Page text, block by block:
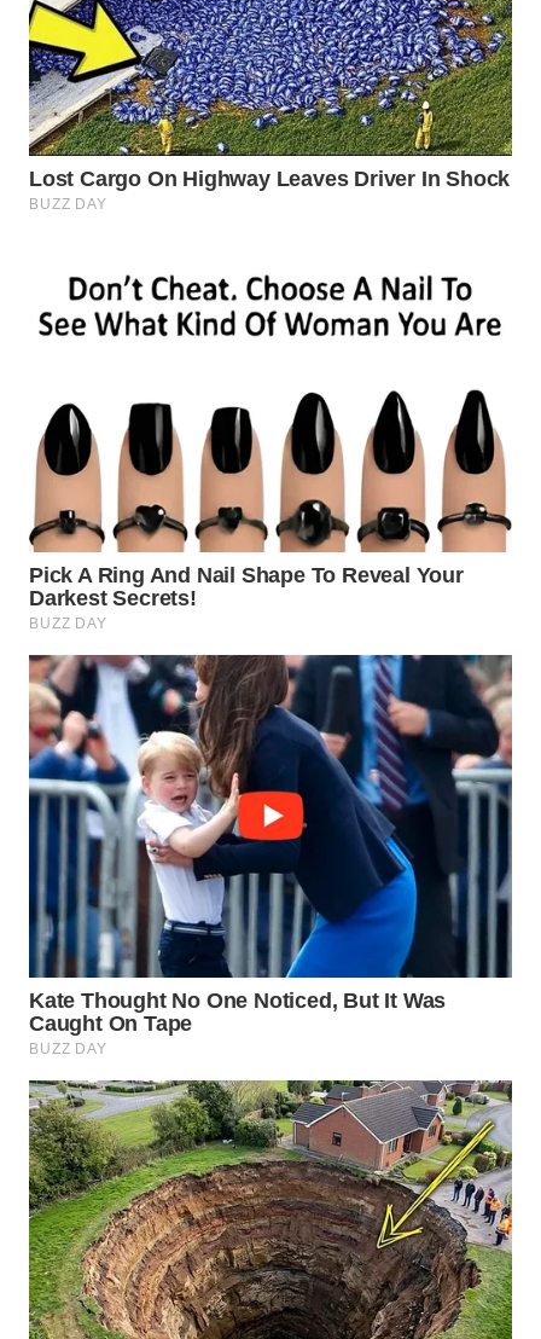
WN
SAMOSIR
WN
PADANG
LAWAS
SUMEDANG
WN
KEPULAUAN
SERIBU
WN
TANGERANG
BINJAI
WN
CIREBON
WN
INDRAMAYU
WN
KUNINGAN
WN
MAJALENGKA
WN
SUBANG
WN
SUKABUMI
WN
PURWAKARTA